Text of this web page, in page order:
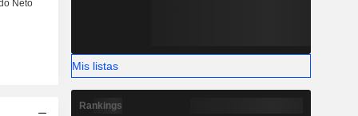
Mis listas
Rankings